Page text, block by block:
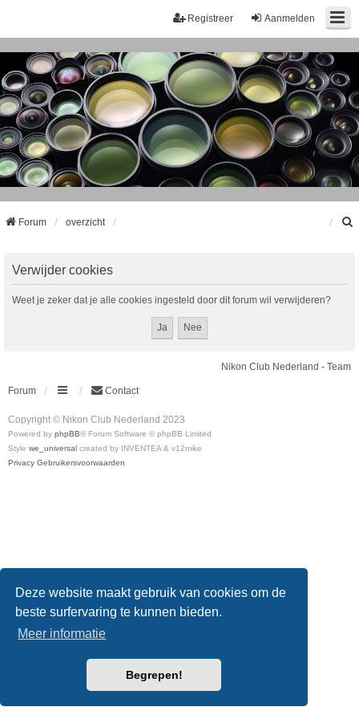
Deze website maakt gebruik van cookies om de
beste surfervaring te kunnen bieden.
Meer informatie
Begrepen!
Aanmelden
Registreer
Forum overzicht
Verwijder cookies
Weet je zeker dat je alle cookies ingesteld door dit forum wil verwijderen?
Nikon Club Nederland - Team
Forum Contact
Copyright © Nikon Club Nederland 2023
Powered by phpBB® Forum Software © phpBB Limited
Style we_universal created by INVENTEA & v12mike
Privacy Gebruikersvoorwaarden